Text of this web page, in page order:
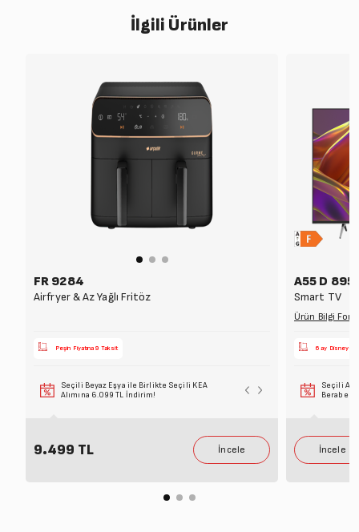
İlgili Ürünler
FR 9284
Airfryer & Az Yağlı Fritöz
Peşin Fiyatına 9 Taksit
Seçili Beyaz Eşya ile Birlikte Seçili KEA
Alımına 6.099 TL İndirim!
9.499 TL
A55 D 895
Smart TV
Ürün Bilgi
6 ay Disney+
Seçili
Beraber